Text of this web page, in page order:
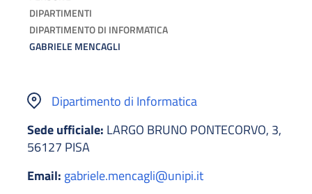
DIPARTIMENTI
DIPARTIMENTO DI INFORMATICA
GABRIELE MENCAGLI
Dipartimento di Informatica
Sede ufficiale: LARGO BRUNO PONTECORVO, 3,
56127 PISA
Email: gabriele.mencagli@unipi.it